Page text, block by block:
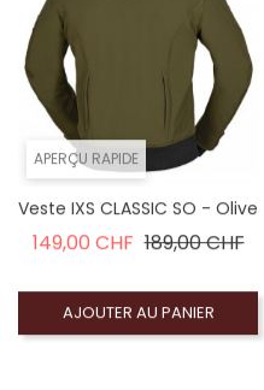
APERÇU RAPIDE
Veste IXS CLASSIC SO - Olive
149,00 CHF Prix de base
189,00 CHFPrix
AJOUTER AU PANIER